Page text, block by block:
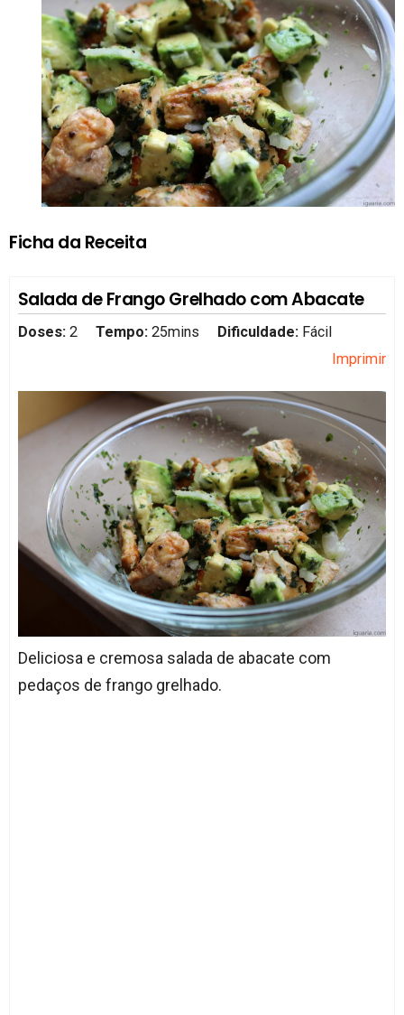
Ficha da Receita
Salada de Frango Grelhado com Abacate
Doses: 2 Tempo: 25mins Dificuldade: Fácil
Imprimir
Deliciosa e cremosa salada de abacate com
pedaços de frango grelhado.